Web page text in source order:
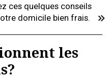
ces quelques conseils
domicile bien frais.
les